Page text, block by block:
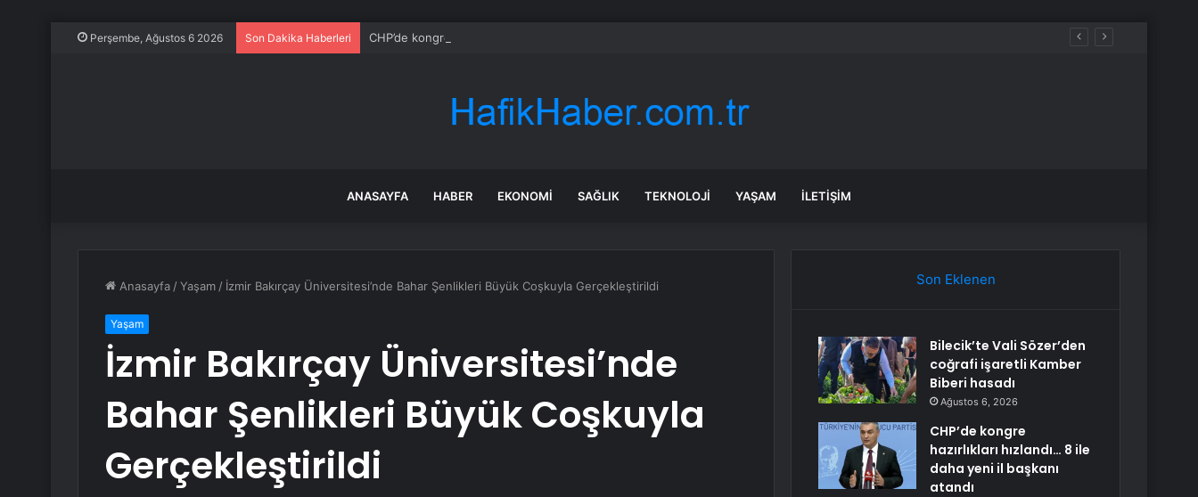
Perşembe, Ağustos 6 2026 Son Dakika Haberleri CHP’de kongre hazırlıkları hızlandı… 8 ile daha yeni il başkanı atandı
ANASAYFA HABER EKONOMI SAĞLIK TEKNOLOJI YAŞAM İLETIŞIM
Anasayfa /Yaşam / İzmir Bakırçay Üniversitesi’nde Bahar Şenlikleri Büyük Coşkuyla Gerçekleştirildi
Yaşam
İzmir Bakırçay Üniversitesi’nde
Bahar Şenlikleri Büyük Coşkuyla
Gerçekleştirildi
Son Eklenen
Bilecik’te Vali Sözer’den
coğrafi işaretli Kamber
Biberi hasadı
Ağustos 6, 2026
CHP’de kongre
hazırlıkları hızlandı… 8 ile
daha yeni il başkanı
atandı